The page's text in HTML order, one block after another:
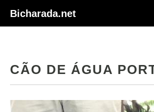
Bicharada.net
CÃO DE ÁGUA